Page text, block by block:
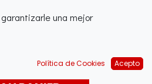
una mejor
Política de Cookies Acepto